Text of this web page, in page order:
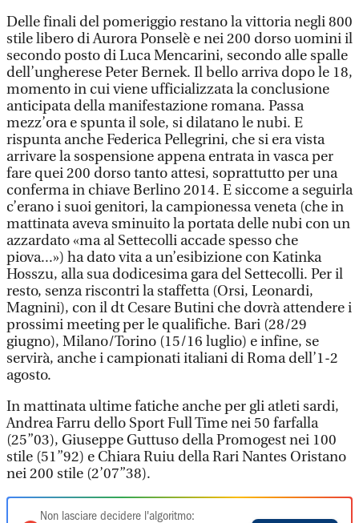
Delle finali del pomeriggio restano la vittoria negli 800
stile libero di Aurora Ponselè e nei 200 dorso uomini il
secondo posto di Luca Mencarini, secondo alle spalle
dell’ungherese Peter Bernek. Il bello arriva dopo le 18,
momento in cui viene ufficializzata la conclusione
anticipata della manifestazione romana. Passa
mezz’ora e spunta il sole, si dilatano le nubi. E
rispunta anche Federica Pellegrini, che si era vista
arrivare la sospensione appena entrata in vasca per
fare quei 200 dorso tanto attesi, soprattutto per una
conferma in chiave Berlino 2014. E siccome a seguirla
c’erano i suoi genitori, la campionessa veneta (che in
mattinata aveva sminuito la portata delle nubi con un
azzardato «ma al Settecolli accade spesso che
piova...») ha dato vita a un’esibizione con Katinka
Hosszu, alla sua dodicesima gara del Settecolli. Per il
resto, senza riscontri la staffetta (Orsi, Leonardi,
Magnini), con il dt Cesare Butini che dovrà attendere i
prossimi meeting per le qualifiche. Bari (28/29
giugno), Milano/Torino (15/16 luglio) e infine, se
servirà, anche i campionati italiani di Roma dell’1-2
agosto.
In mattinata ultime fatiche anche per gli atleti sardi,
Andrea Farru dello Sport Full Time nei 50 farfalla
(25”03), Giuseppe Guttuso della Promogest nei 100
stile (51”92) e Chiara Ruiu della Rari Nantes Oristano
nei 200 stile (2’07”38).
Non lasciare decidere l'algoritmo: